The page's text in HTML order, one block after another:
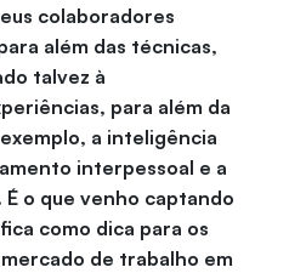
colaboradores
além das técnicas,
talvez à
para além da
a inteligência
interpessoal e a
o que venho captando
como dica para os
de trabalho em